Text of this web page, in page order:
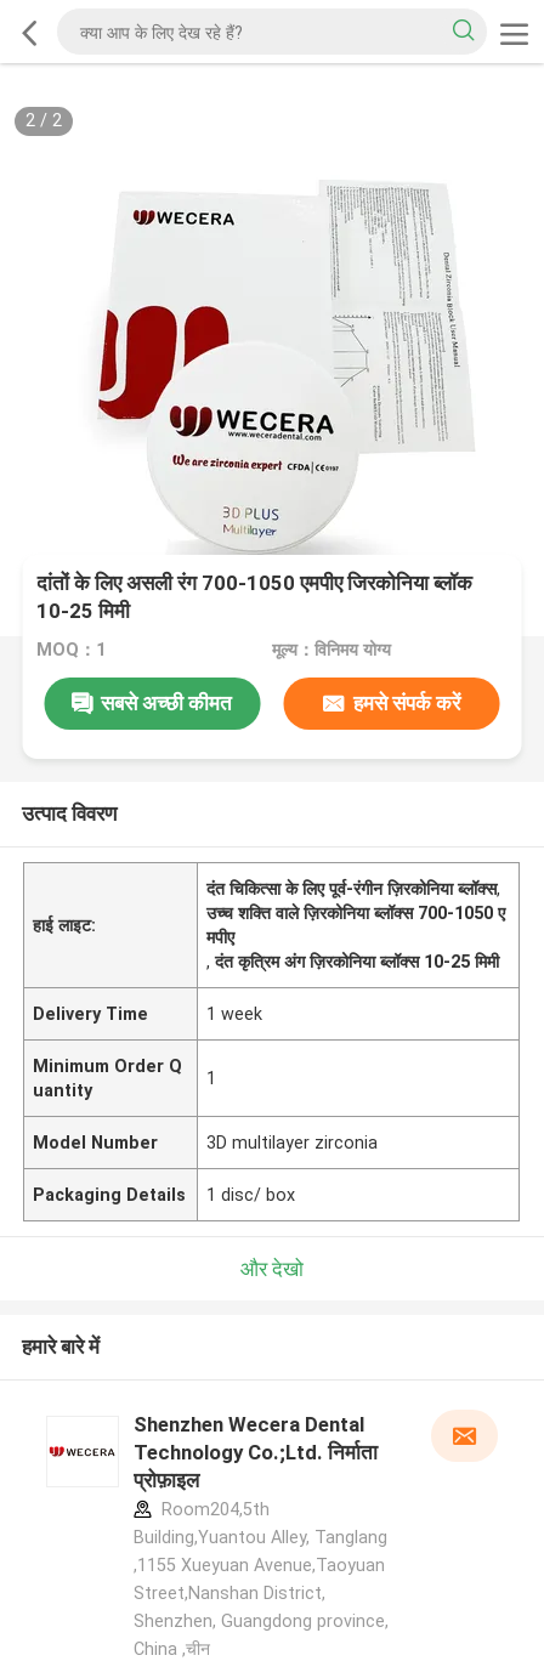
2/ 2
दांतों के लिए असली रंग 700-1050 एमपीए जिरकोनिया ब्लॉक
10-25 मिमी
MOQ：1 मूल्य：विनिमय योग्य
सबसे अच्छी कीमत हमसे संपर्क करें
उत्पाद विवरण
हाई लाइट:
दंत चिकित्सा के लिए पूर्व-रंगीन ज़िरकोनिया ब्लॉक्स,
उच्च शक्ति वाले ज़िरकोनिया ब्लॉक्स 700-1050 ए
मपीए
,दंत कृत्रिम अंग ज़िरकोनिया ब्लॉक्स 10-25 मिमी
Delivery Time 1 week
Minimum Order Q
uantity
1
Model Number 3D multilayer zirconia
Packaging Details 1 disc/ box
और देखो
हमारे बारे में
Shenzhen Wecera Dental
Technology Co.;Ltd. निर्माता
प्रोफ़ाइल
Room204,5th
Building,Yuantou Alley, Tanglang
,1155 Xueyuan Avenue,Taoyuan
Street,Nanshan District,
Shenzhen, Guangdong province,
China ,चीन